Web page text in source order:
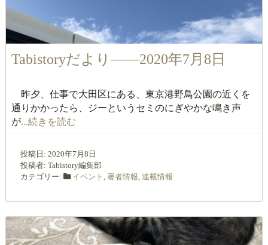
Tabistoryだより――2020年7月8日
昨夕、仕事で大田区にある、東京港野鳥公園の近くを
通りかかったら、ジーというセミのにぎやかな鳴き声
が...続きを読む
投稿日: 2020年7月8日
投稿者: Tabistory編集部
カテゴリー:
イベント , 著者情報, 連載情報